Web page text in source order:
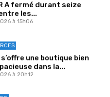
A fermé durant seize
les...
à 15h06
une boutique bien
dans la...
à 20h12